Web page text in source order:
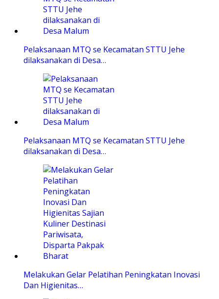
Pelaksanaan MTQ se Kecamatan STTU Jehe
dilaksanakan di Desa…
Pelaksanaan MTQ se Kecamatan STTU Jehe
dilaksanakan di Desa…
Melakukan Gelar Pelatihan Peningkatan Inovasi
Dan Higienitas…